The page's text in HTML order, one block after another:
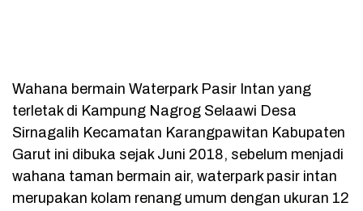
Wahana bermain Waterpark Pasir Intan yang
terletak di Kampung Nagrog Selaawi Desa
Sirnagalih Kecamatan Karangpawitan Kabupaten
Garut ini dibuka sejak Juni 2018, sebelum menjadi
wahana taman bermain air, waterpark pasir intan
merupakan kolam renang umum dengan ukuran 12